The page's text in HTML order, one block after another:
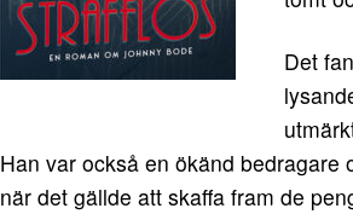
Det
Han var också en ökänd
när det gällde att skaffa fram de